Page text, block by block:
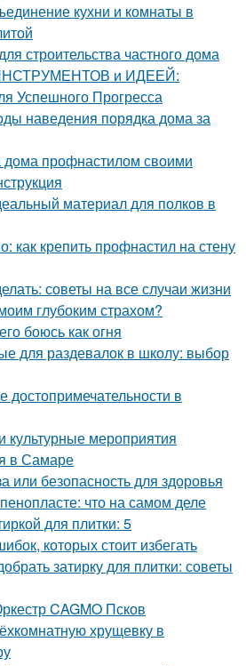
кухни и комнаты в
строительства частного дома
и ИДЕЕЙ:
Успешного Прогресса
наведения порядка дома за
профнастилом своими
материал для полков в
как крепить профнастил на стену
советы на все случаи жизни
глубоким страхом?
боюсь как огня
для раздевалок в школу: выбор
достопримечательности в
культурные мероприятия
в Самаре
или безопасность для здоровья
что на самом деле
для плитки: 5
которых стоит избегать
затирку для плитки: советы
CAGMO Псков
хрущевку в